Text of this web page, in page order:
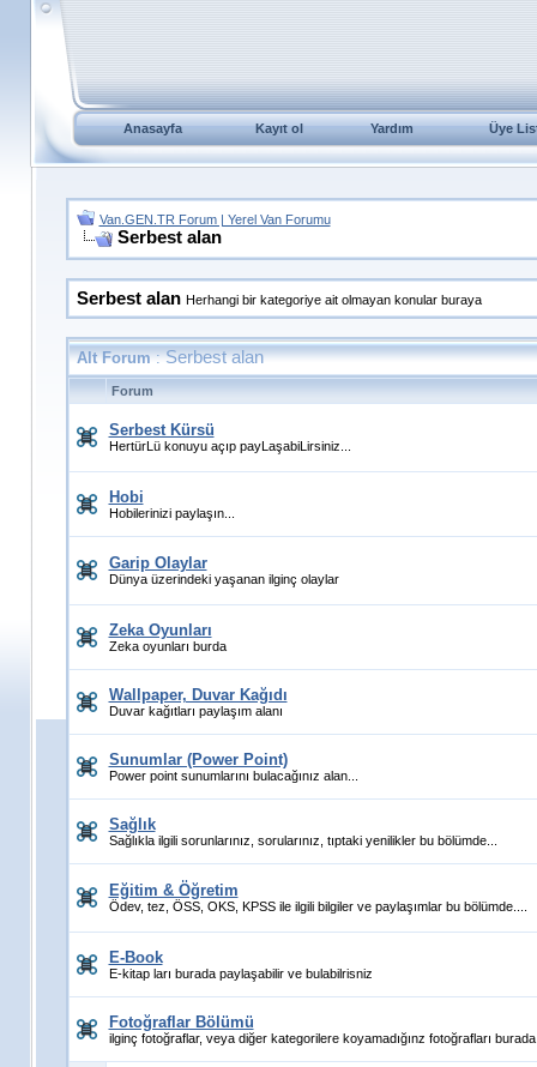
Anasayfa Kayıt ol Yardım Üye
Van.GEN.TR Forum | Yerel Van Forumu
Serbest alan
Serbest alan Herhangi bir kategoriye ait olmayan konular buraya
Alt Forum:Serbest alan
Forum
Serbest Kürsü
HertürLü konuyu açıp payLaşabiLirsiniz...
Hobi
Hobilerinizi paylaşın...
Garip Olaylar
Dünya üzerindeki yaşanan ilginç olaylar
Zeka Oyunları
Zeka oyunları burda
Wallpaper, Duvar Kağıdı
Duvar kağıtları paylaşım alanı
Sunumlar (Power Point)
Power point sunumlarını bulacağınız alan...
Sağlık
Sağlıkla ilgili sorunlarınız, sorularınız, tıptaki yenilikler bu bölümde...
Eğitim & Öğretim
Ödev, tez, ÖSS, OKS, KPSS ile ilgili bilgiler ve paylaşımlar bu bölümde....
E-Book
E-kitap ları burada paylaşabilir ve bulabilrisniz
Fotoğraflar Bölümü
ilginç fotoğraflar, veya diğer kategorilere koyamadığınz fotoğrafları